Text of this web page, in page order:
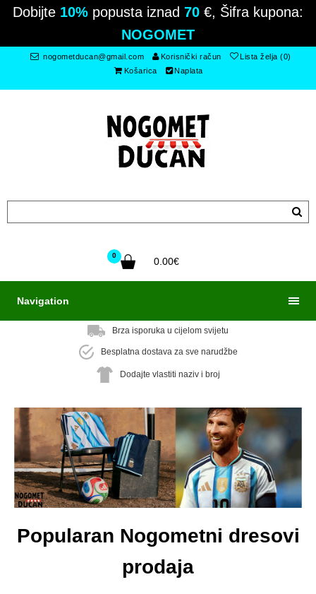
Dobijte 10% popusta iznad 70 €, Šifra kupona:
NOGOMET
nogometducan@gmail.com Korisnički račun
Lista želja (0)
Košarica
Naplata
0
0.00€
Navigation
Brza isporuka u cijelom svijetu
Besplatna dostava za sve narudžbe
Dodajte vlastiti naziv i broj
Popularan Nogometni dresovi
prodaja